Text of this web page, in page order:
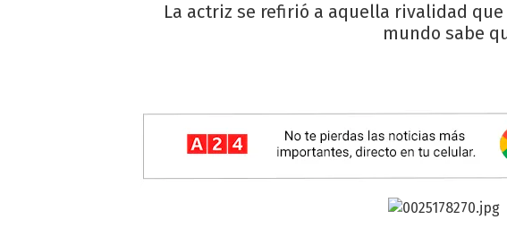
La actriz se refirió a aquella rivalidad
mundo sabe